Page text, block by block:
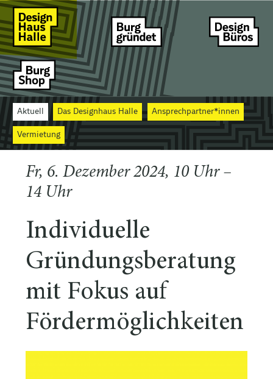
Aktuell Das Designhaus Halle Ansprechpartner*innen
Vermietung
Fr, 6. Dezember 2024, 10 Uhr –
14 Uhr
Individuelle
Gründungsberatung
mit Fokus auf
Fördermöglichkeiten